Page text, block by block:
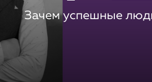
Зачем успешные